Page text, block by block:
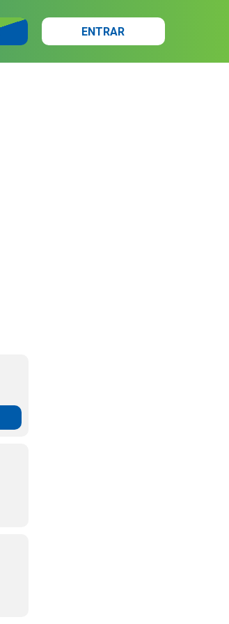
ENTRAR